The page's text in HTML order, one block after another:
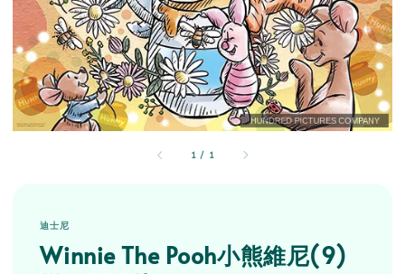
1 / 1
迪士尼
Winnie The Pooh小熊維尼(9)